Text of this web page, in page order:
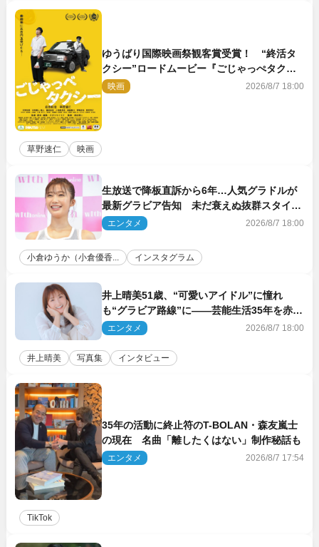
ゆうばり国際映画祭観客賞受賞！ “終活タ
クシー”ロードムービー『ごじゃっぺタクシ
ー』10月公開＆予告解禁
映画 2026/8/7 18:00
草野速仁 映画
生放送で降板直訴から6年…人気グラドルが
最新グラビア告知 未だ衰えぬ抜群スタイル
に反響
エンタメ 2026/8/7 18:00
小倉ゆうか（小倉優香... インスタグラム
井上晴美51歳、“可愛いアイドル”に憧れ
も“グラビア路線”に――芸能生活35年を赤
裸々に語る 27年ぶりに写真集発売
エンタメ 2026/8/7 18:00
井上晴美 写真集 インタビュー
35年の活動に終止符のT-BOLAN・森友嵐士
の現在 名曲「離したくはない」制作秘話も
エンタメ 2026/8/7 17:54
TikTok